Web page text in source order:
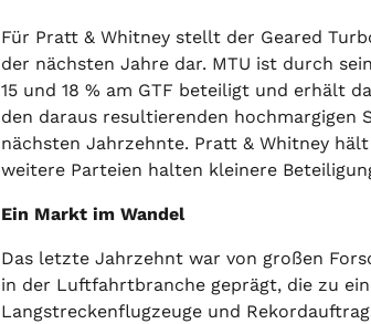
Für Pratt & Whitney stellt der Geared
der nächsten Jahre dar. MTU ist durch
15 und 18 % am GTF beteiligt und erhält
den daraus resultierenden
nächsten Jahrzehnte. Pratt & Whitney
weitere Parteien halten kleinere
Ein Markt im Wandel
Das letzte Jahrzehnt war von großen
in der Luftfahrtbranche geprägt, die zu
Langstreckenflugzeuge und